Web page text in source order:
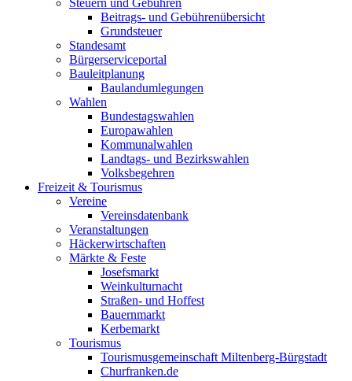
Steuern und Gebühren
Beitrags- und Gebührenübersicht
Grundsteuer
Standesamt
Bürgerserviceportal
Bauleitplanung
Baulandumlegungen
Wahlen
Bundestagswahlen
Europawahlen
Kommunalwahlen
Landtags- und Bezirkswahlen
Volksbegehren
Freizeit & Tourismus
Vereine
Vereinsdatenbank
Veranstaltungen
Häckerwirtschaften
Märkte & Feste
Josefsmarkt
Weinkulturnacht
Straßen- und Hoffest
Bauernmarkt
Kerbemarkt
Tourismus
Tourismusgemeinschaft Miltenberg-Bürgstadt
Churfranken.de